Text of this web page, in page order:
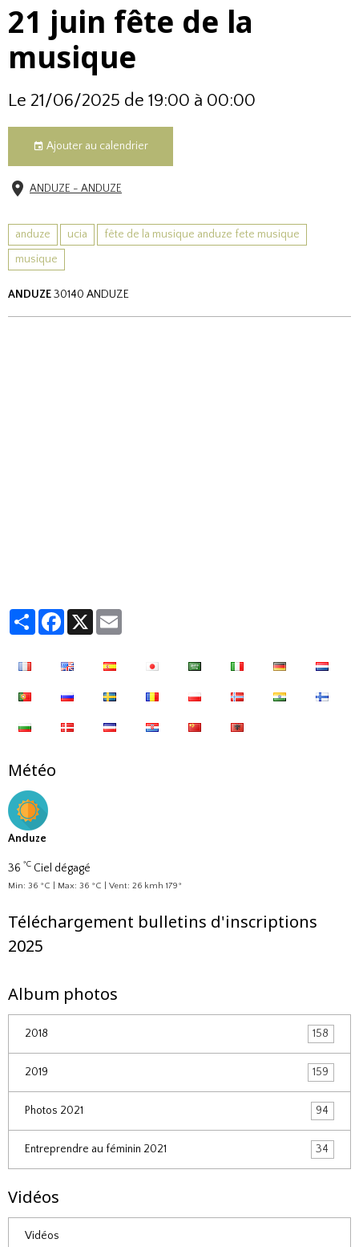
21 juin fête de la
musique
Le 21/06/2025 de 19:00 à 00:00
Ajouter au calendrier
ANDUZE - ANDUZE
anduze ucia
fête de la musique anduze fete musique
musique
ANDUZE30140 ANDUZE
PartagerFacebook
X
Météo
Anduze
36 °C Ciel dégagé
Min: 36 °C | Max: 36 °C | Vent: 26 kmh 179°
Téléchargement bulletins d'inscriptions
2025
Album photos
2018 158
2019 159
Photos 2021 94
Entreprendre au féminin 2021 34
Vidéos
Vidéos